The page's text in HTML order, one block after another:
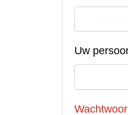
Uw